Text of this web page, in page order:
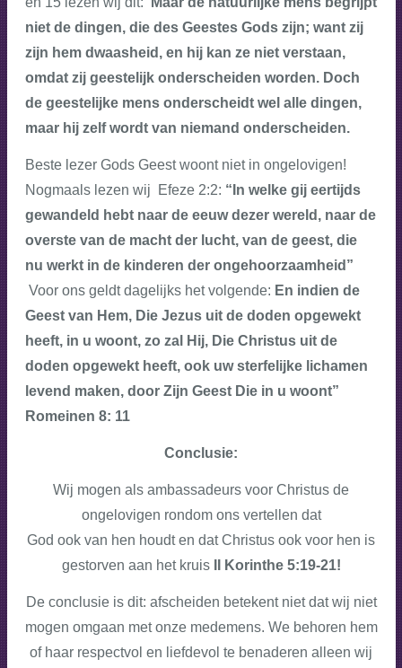
niet de dingen, die des Geestes Gods zijn; want zij
zijn hem dwaasheid, en hij kan ze niet verstaan,
omdat zij geestelijk onderscheiden worden. Doch
de geestelijke mens onderscheidt wel alle dingen,
maar hij zelf wordt van niemand onderscheiden.
Beste lezer Gods Geest woont niet in ongelovigen!
Nogmaals lezen wij Efeze 2:2: “In welke gij eertijds
gewandeld hebt naar de eeuw dezer wereld, naar de
overste van de macht der lucht, van de geest, die
nu werkt in de kinderen der ongehoorzaamheid”
Voor ons geldt dagelijks het volgende: En indien de
Geest van Hem, Die Jezus uit de doden opgewekt
heeft, in u woont, zo zal Hij, Die Christus uit de
doden opgewekt heeft, ook uw sterfelijke lichamen
levend maken, door Zijn Geest Die in u woont”
Romeinen 8: 11
Conclusie:
Wij mogen als ambassadeurs voor Christus de
ongelovigen rondom ons vertellen dat
God ook van hen houdt en dat Christus ook voor hen is
gestorven aan het kruis
II Korinthe 5:19-21!
De conclusie is dit: afscheiden betekent niet dat wij niet
mogen omgaan met onze medemens. We behoren hem
of haar respectvol en liefdevol te benaderen alleen wij